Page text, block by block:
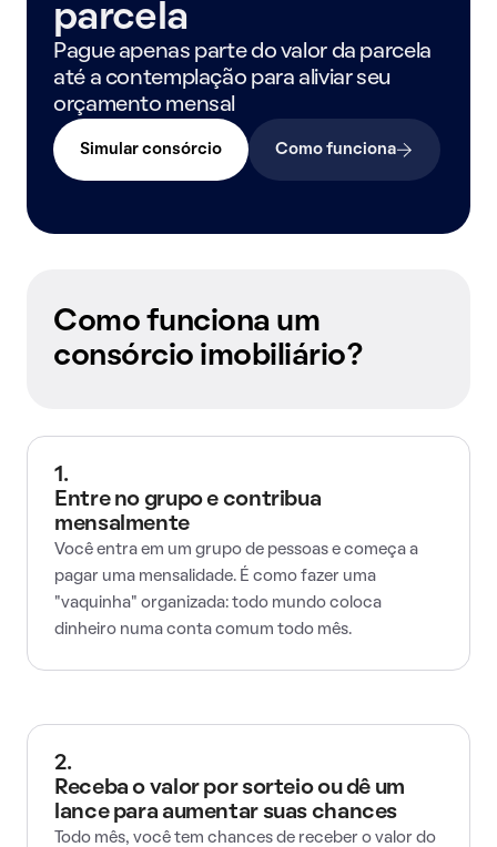
parcela
Pague apenas parte do valor da parcela
até a contemplação para aliviar seu
orçamento mensal
Simular consórcio Como funciona
Como funciona um
consórcio imobiliário?
1.
Entre no grupo e contribua
mensalmente
Você entra em um grupo de pessoas e começa a
pagar uma mensalidade. É como fazer uma
"vaquinha" organizada: todo mundo coloca
dinheiro numa conta comum todo mês.
2.
Receba o valor por sorteio ou dê um
lance para aumentar suas chances
Todo mês, você tem chances de receber o valor do